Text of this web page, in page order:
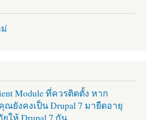
Module ที่ควรติดตั้ง หาก
ณยังคงเป็น Drupal 7 มายืดอายุ
ให้ Drupal 7 กัน